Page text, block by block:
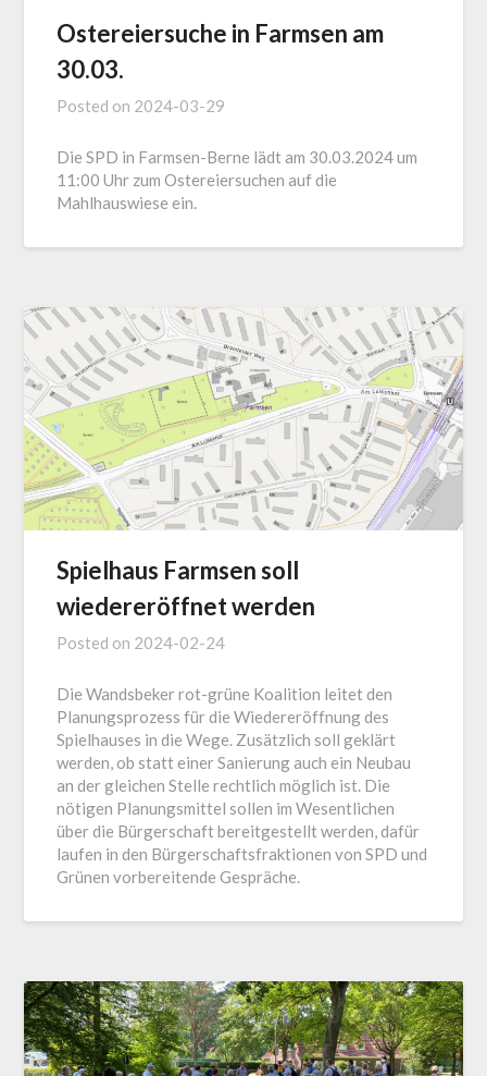
Ostereiersuche in Farmsen am
30.03.
Posted on 2024-03-29
Die SPD in Farmsen-Berne lädt am 30.03.2024 um
11:00 Uhr zum Ostereiersuchen auf die
Mahlhauswiese ein.
Spielhaus Farmsen soll
wiedereröffnet werden
Posted on 2024-02-24
Die Wandsbeker rot-grüne Koalition leitet den
Planungsprozess für die Wiedereröffnung des
Spielhauses in die Wege. Zusätzlich soll geklärt
werden, ob statt einer Sanierung auch ein Neubau
an der gleichen Stelle rechtlich möglich ist. Die
nötigen Planungsmittel sollen im Wesentlichen
über die Bürgerschaft bereitgestellt werden, dafür
laufen in den Bürgerschaftsfraktionen von SPD und
Grünen vorbereitende Gespräche.